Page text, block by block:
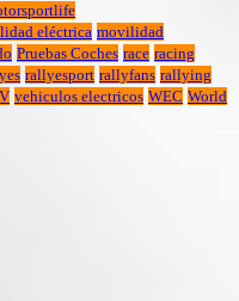
eléctrica movilidad
Pruebas Coches race racing
rallyesport rallyfans rallying
vehiculos electricos WEC World